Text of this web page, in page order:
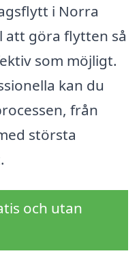
i Norra
att göra flytten så
som möjligt.
kan du
från
största
och utan